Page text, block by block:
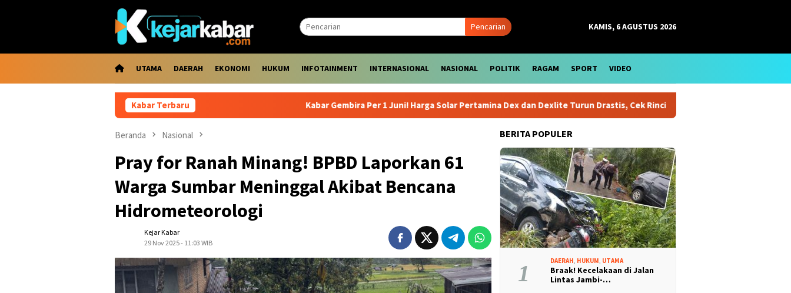
Pencarian KAMIS, 6 AGUSTUS 2026
UTAMA DAERAH EKONOMI HUKUM INFOTAINMENT INTERNASIONAL NASIONAL POLITIK RAGAM SPORT VIDEO
Kabar Terbaru Kabar Gembira Per 1 Juni! Harga Solar Pertamina Dex dan Dexlite Turun Drastis, Cek Rinciannya
Beranda Nasional
Pray for Ranah Minang! BPBD Laporkan 61
Warga Sumbar Meninggal Akibat Bencana
Hidrometeorologi
Kejar Kabar
29 Nov 2025 - 11:03 WIB
BERITA POPULER
1 DAERAH HUKUM UTAMA
Braak! Kecelakaan di Jalan
Lintas Jambi-…